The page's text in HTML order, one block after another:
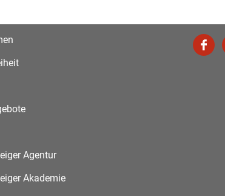
Agentur
Akademie